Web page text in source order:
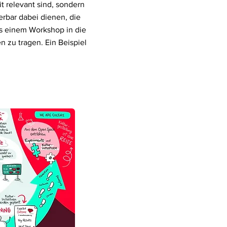
relevant sind, sondern
dabei dienen, die
einem Workshop in die
zu tragen. Ein Beispiel